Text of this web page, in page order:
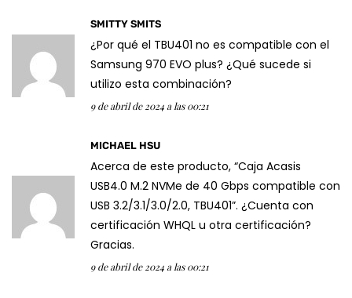
SMITTY SMITS
¿Por qué el TBU401 no es compatible con el
Samsung 970 EVO plus? ¿Qué sucede si
utilizo esta combinación?
9 de abril de 2024 a las 00:21
MICHAEL HSU
Acerca de este producto, “Caja Acasis
USB4.0 M.2 NVMe de 40 Gbps compatible con
USB 3.2/3.1/3.0/2.0, TBU401”. ¿Cuenta con
certificación WHQL u otra certificación?
Gracias.
9 de abril de 2024 a las 00:21